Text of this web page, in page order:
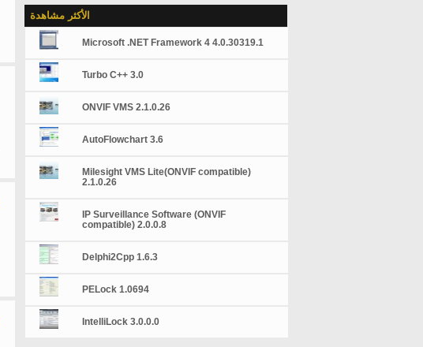
الأكثر مشاهدة
Microsoft .NET Framework 4 4.0.30319.1
Turbo C++ 3.0
ONVIF VMS 2.1.0.26
AutoFlowchart 3.6
Milesight VMS Lite(ONVIF compatible)
2.1.0.26
IP Surveillance Software (ONVIF
compatible) 2.0.0.8
Delphi2Cpp 1.6.3
PELock 1.0694
IntelliLock 3.0.0.0